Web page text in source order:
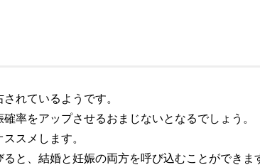
れているようです。
率をアップさせるおまじないとなるでしょう。
スメします。
と、結婚と妊娠の両方を呼び込むことができま